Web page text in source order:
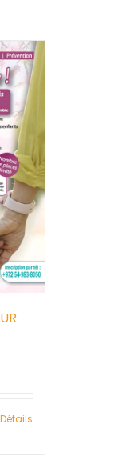
Détails